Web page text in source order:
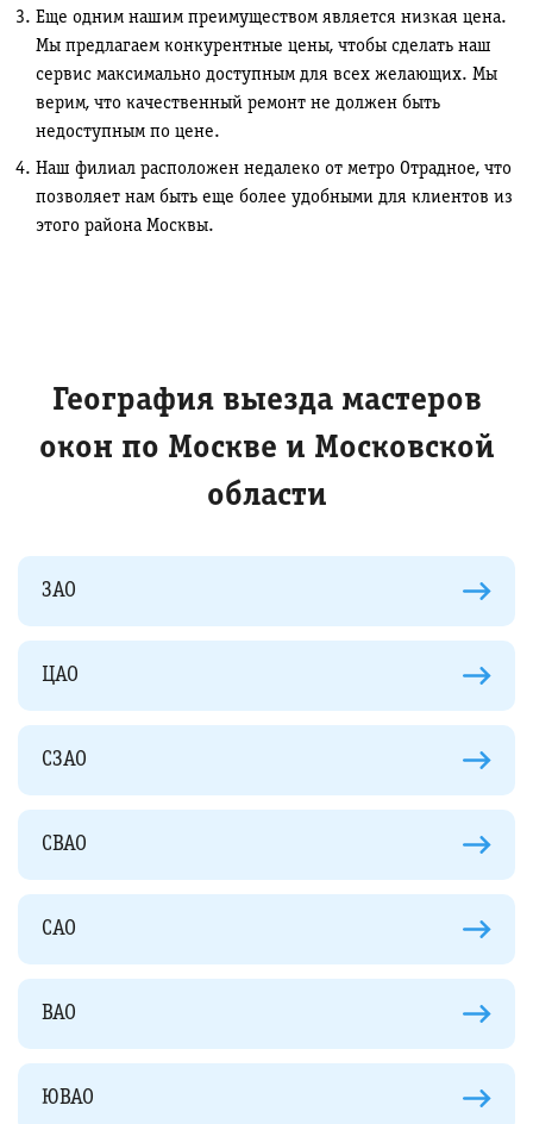
Еще одним нашим преимуществом является низкая цена.
Мы предлагаем конкурентные цены, чтобы сделать наш
сервис максимально доступным для всех желающих. Мы
верим, что качественный ремонт не должен быть
недоступным по цене.
Наш филиал расположен недалеко от метро Отрадное, что
позволяет нам быть еще более удобными для клиентов из
этого района Москвы.
География выезда мастеров
окон по Москве и Московской
области
ЗАО
ЦАО
СЗАО
СВАО
САО
ВАО
ЮВАО